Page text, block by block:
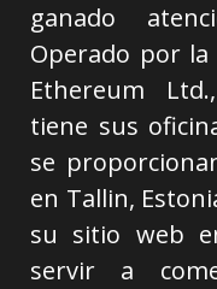
ganado
Operado por
Ethereum
tiene sus
se
en Tallin,
su sitio web
servir a